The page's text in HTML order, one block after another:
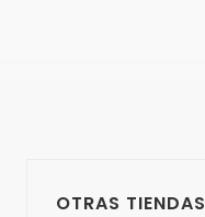
OTRAS TIENDAS